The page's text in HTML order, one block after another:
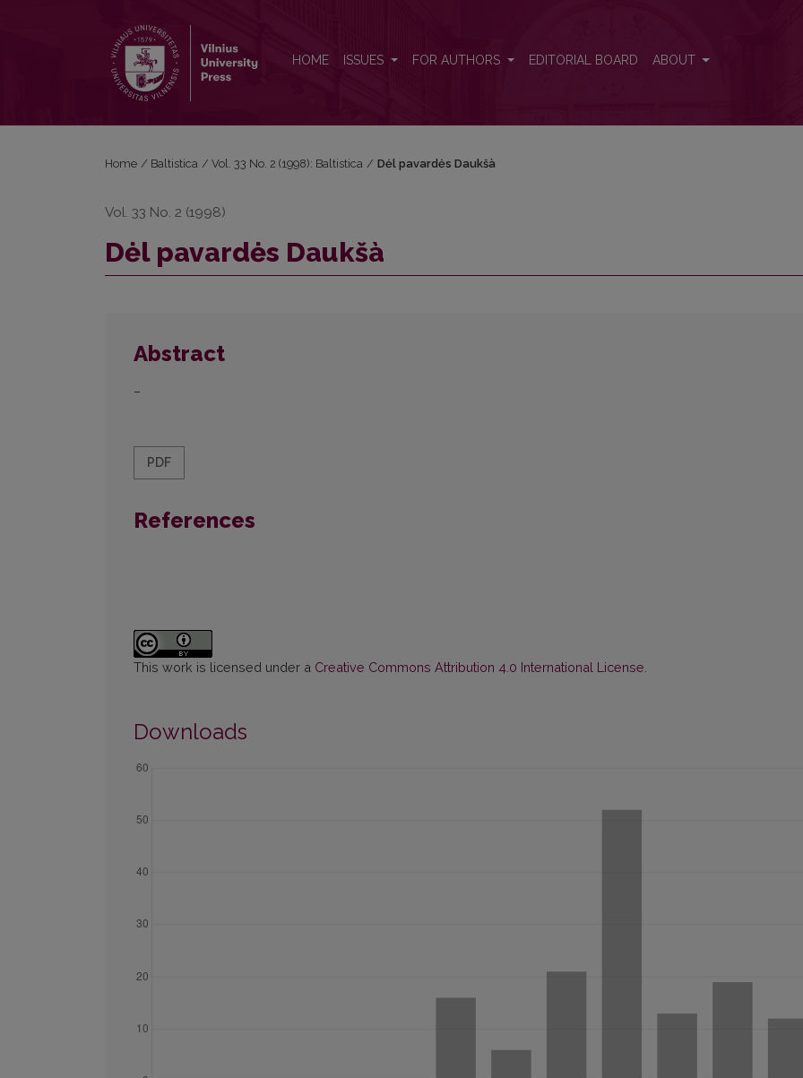
HOME ISSUES FOR AUTHORS EDITORIAL BOARD ABOUT
Home / Baltistica / Vol. 33 No. 2 (1998): Baltistica / Dėl pavardės Daukšà
Vol. 33 No. 2 (1998)
Dėl pavardės Daukšà
Abstract
–
PDF
References
This work is licensed under a Creative Commons Attribution 4.0 International License
Downloads